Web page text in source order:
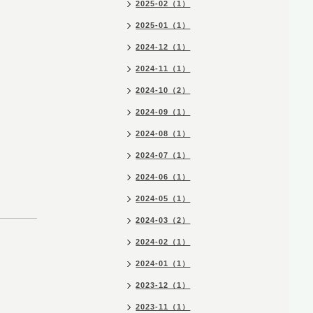
2025-02（1）
2025-01（1）
2024-12（1）
2024-11（1）
2024-10（2）
2024-09（1）
2024-08（1）
2024-07（1）
2024-06（1）
2024-05（1）
2024-03（2）
2024-02（1）
2024-01（1）
2023-12（1）
2023-11（1）